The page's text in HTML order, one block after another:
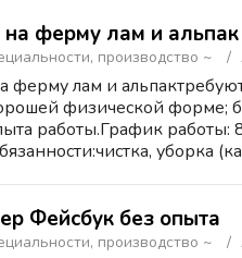
на ферму лам и альпак
производство ~
ферму лам и
физической форме;
работы.График
уборка
Фейсбук без опыта
производство ~